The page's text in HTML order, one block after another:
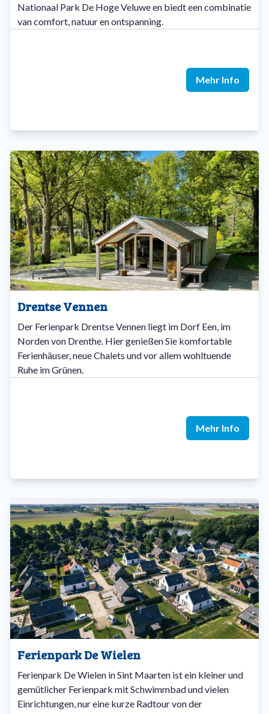
Nationaal Park De Hoge Veluwe en biedt een combinatie
van comfort, natuur en ontspanning.
Mehr Info
Drentse Vennen
Der Ferienpark Drentse Vennen liegt im Dorf Een, im
Norden von Drenthe. Hier genießen Sie komfortable
Ferienhäuser, neue Chalets und vor allem wohltuende
Ruhe im Grünen.
Mehr Info
Ferienpark De Wielen
Ferienpark De Wielen in Sint Maarten ist ein kleiner und
gemütlicher Ferienpark mit Schwimmbad und vielen
Einrichtungen, nur eine kurze Radtour von der